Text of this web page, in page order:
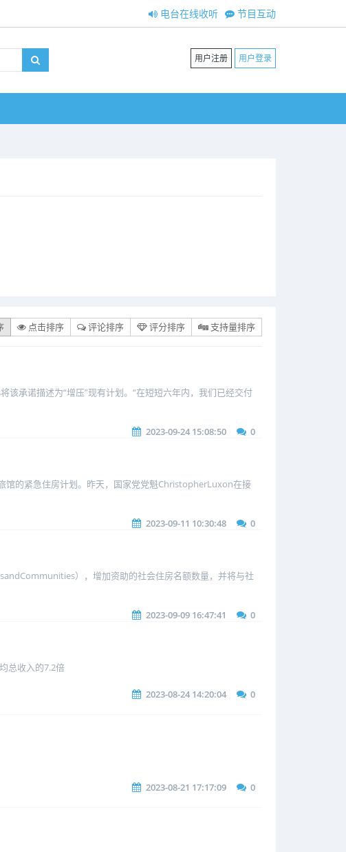
节目互动
电台在线收听
用户注册 用户登录
点击排序 评论排序 评分排序 支持量排序
承诺描述为“增压”现有计划。“在短短六年内，我们已经交付
2023-09-24 15:08:50 0
馆的紧急住房计划。昨天，国家党党魁ChristopherLuxon在接
2023-09-11 10:30:48 0
），增加资助的社会住房名额数量，并将与社
2023-09-09 16:47:41 0
总收入的7.2倍
2023-08-24 14:20:04 0
2023-08-21 17:17:09 0